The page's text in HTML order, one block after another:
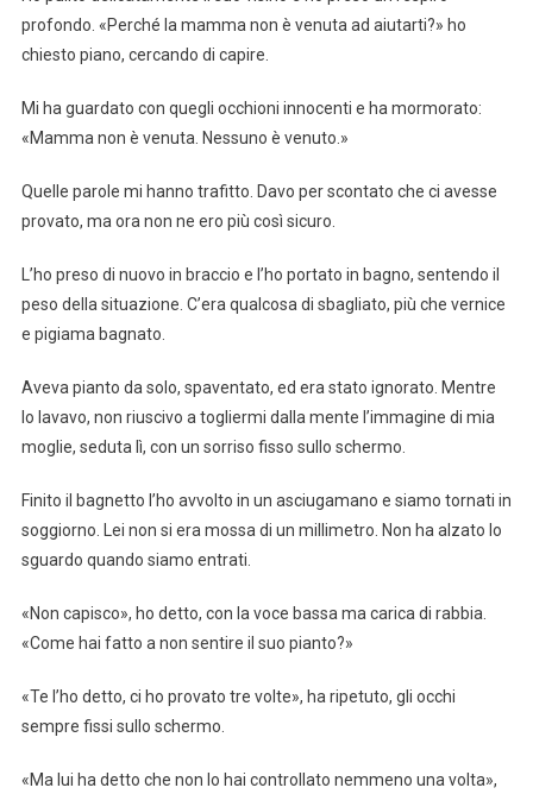
profondo. «Perché la mamma non è venuta ad aiutarti?» ho
chiesto piano, cercando di capire.
Mi ha guardato con quegli occhioni innocenti e ha mormorato:
«Mamma non è venuta. Nessuno è venuto.»
Quelle parole mi hanno trafitto. Davo per scontato che ci avesse
provato, ma ora non ne ero più così sicuro.
L’ho preso di nuovo in braccio e l’ho portato in bagno, sentendo il
peso della situazione. C’era qualcosa di sbagliato, più che vernice
e pigiama bagnato.
Aveva pianto da solo, spaventato, ed era stato ignorato. Mentre
lo lavavo, non riuscivo a togliermi dalla mente l’immagine di mia
moglie, seduta lì, con un sorriso fisso sullo schermo.
Finito il bagnetto l’ho avvolto in un asciugamano e siamo tornati in
soggiorno. Lei non si era mossa di un millimetro. Non ha alzato lo
sguardo quando siamo entrati.
«Non capisco», ho detto, con la voce bassa ma carica di rabbia.
«Come hai fatto a non sentire il suo pianto?»
«Te l’ho detto, ci ho provato tre volte», ha ripetuto, gli occhi
sempre fissi sullo schermo.
«Ma lui ha detto che non lo hai controllato nemmeno una volta»,